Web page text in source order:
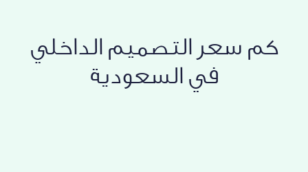
كم سعر التصميم الداخلي
في السعودية